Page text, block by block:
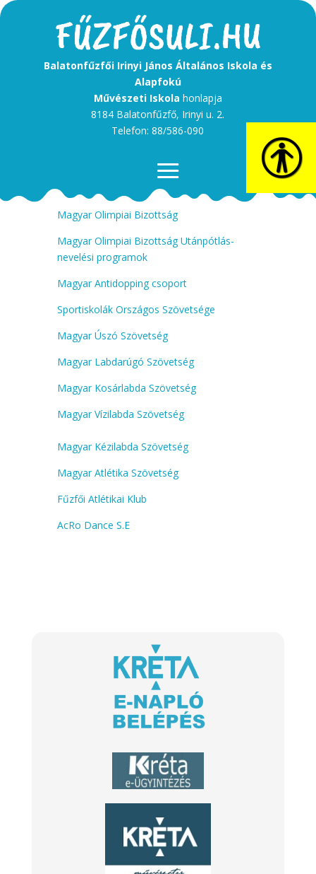
Balatonfűzfői Irinyi János Általános Iskola és
Alapfokú
Művészeti Iskola honlapja
8184 Balatonfűzfő, Irinyi u. 2.
Telefon: 88/586-090
Magyar Olimpiai Bizottság
Magyar Olimpiai Bizottság Utánpótlás-
nevelési programok
Magyar Antidopping csoport
Sportiskolák Országos Szövetsége
Magyar Úszó Szövetség
Magyar Labdarúgó Szövetség
Magyar Kosárlabda Szövetség
Magyar Vízilabda Szövetség
Magyar Kézilabda Szövetség
Magyar Atlétika Szövetség
Fűzfői Atlétikai Klub
AcRo Dance S.E